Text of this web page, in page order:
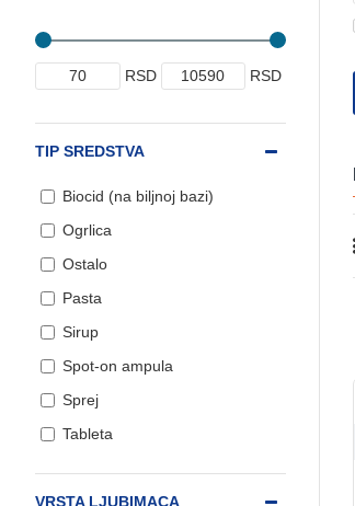
RSD RSD
TIP SREDSTVA
Biocid (na biljnoj bazi)
Ogrlica
Ostalo
Pasta
Sirup
Spot-on ampula
Sprej
Tableta
VRSTA LJUBIMACA